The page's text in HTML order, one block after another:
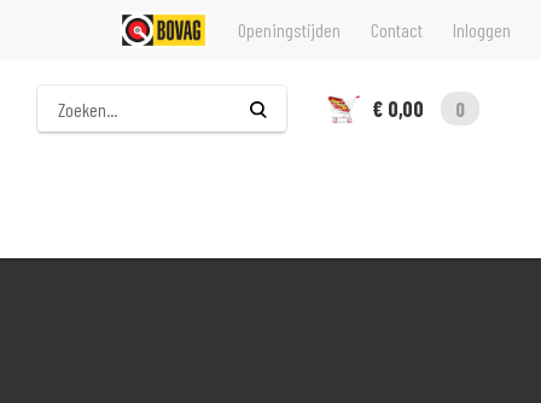
Openingstijden Contact Inloggen
Zoeken
€ 0,00
0